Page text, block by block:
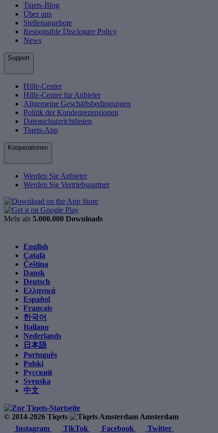
Tiqets-Blog
Über uns
Stellenangebote
Responsible Disclosure Policy
News
Support
Hilfe-Center
Hilfe-Center für Anbieter
Allgemeine Geschäftsbedingungen
Politik der Kundenrezensionen
Datenschutzrichtlinien
Tiqets-App
Kooperationen
Werden Sie Anbieter
Werden Sie Vertriebspartner
Mehr als 5.000.000 Downloads
English
Català
Čeština
Dansk
Deutsch
Ελληνικά
Español
Français
한국어
Italiano
Nederlands
日本語
Português
Polski
Русский
Svenska
中文
© 2014-2026 Tiqets
Amsterdam
Instagram
TikTok Facebook
Twitter